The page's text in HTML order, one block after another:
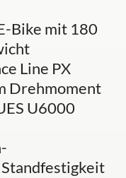
Bike mit 180
Line PX
Drehmoment
U6000